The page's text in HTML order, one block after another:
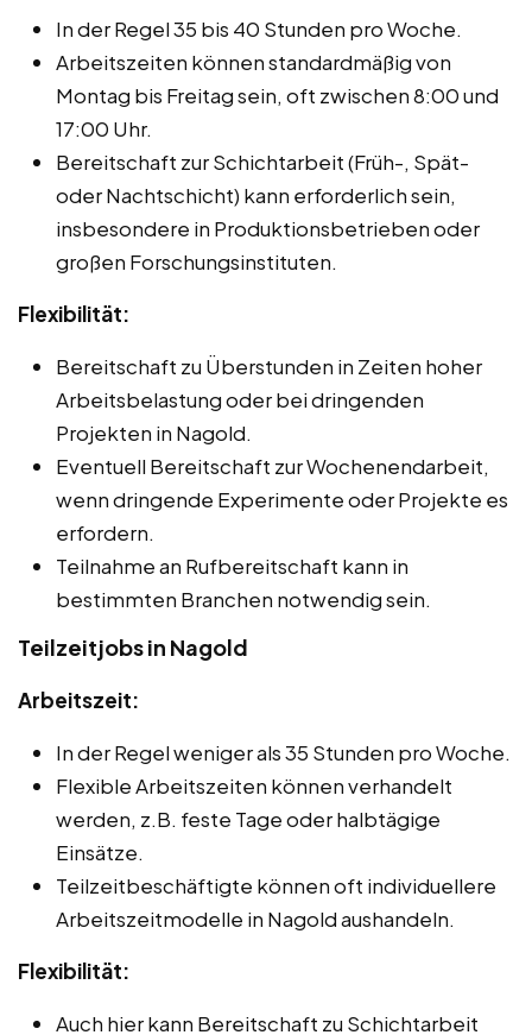
In der Regel 35 bis 40 Stunden pro Woche.
Arbeitszeiten können standardmäßig von
Montag bis Freitag sein, oft zwischen 8:00 und
17:00 Uhr.
Bereitschaft zur Schichtarbeit (Früh-, Spät-
oder Nachtschicht) kann erforderlich sein,
insbesondere in Produktionsbetrieben oder
großen Forschungsinstituten.
Flexibilität:
Bereitschaft zu Überstunden in Zeiten hoher
Arbeitsbelastung oder bei dringenden
Projekten in Nagold.
Eventuell Bereitschaft zur Wochenendarbeit,
wenn dringende Experimente oder Projekte es
erfordern.
Teilnahme an Rufbereitschaft kann in
bestimmten Branchen notwendig sein.
Teilzeitjobs in Nagold
Arbeitszeit:
In der Regel weniger als 35 Stunden pro Woche.
Flexible Arbeitszeiten können verhandelt
werden, z.B. feste Tage oder halbtägige
Einsätze.
Teilzeitbeschäftigte können oft individuellere
Arbeitszeitmodelle in Nagold aushandeln.
Flexibilität:
Auch hier kann Bereitschaft zu Schichtarbeit